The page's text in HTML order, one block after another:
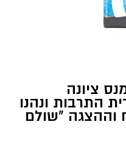
מנס ציונה
התרבות ונהנו
וההצגה "שולם